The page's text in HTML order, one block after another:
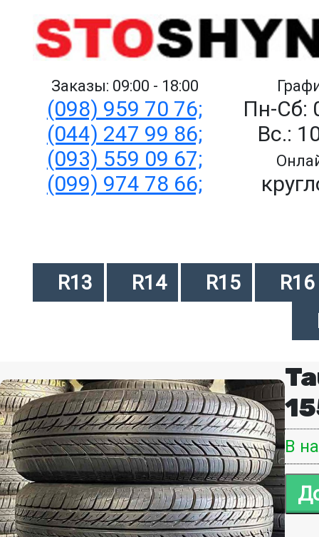
Заказы: 09:00 - 18:00
(098) 959 70 76;
(044) 247 99 86;
(093) 559 09 67;
(099) 974 78 66;
Пн-Сб:
Вс.:
R13 R14 R15
R16
В